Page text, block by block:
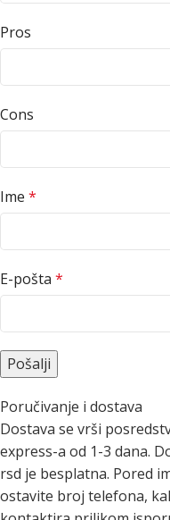
Pros
Cons
Ime *
E-pošta *
Poručivanje i dostava
Dostava se vrši
express-a od 1-3 dana.
rsd je besplatna. Pored
ostavite broj telefona,